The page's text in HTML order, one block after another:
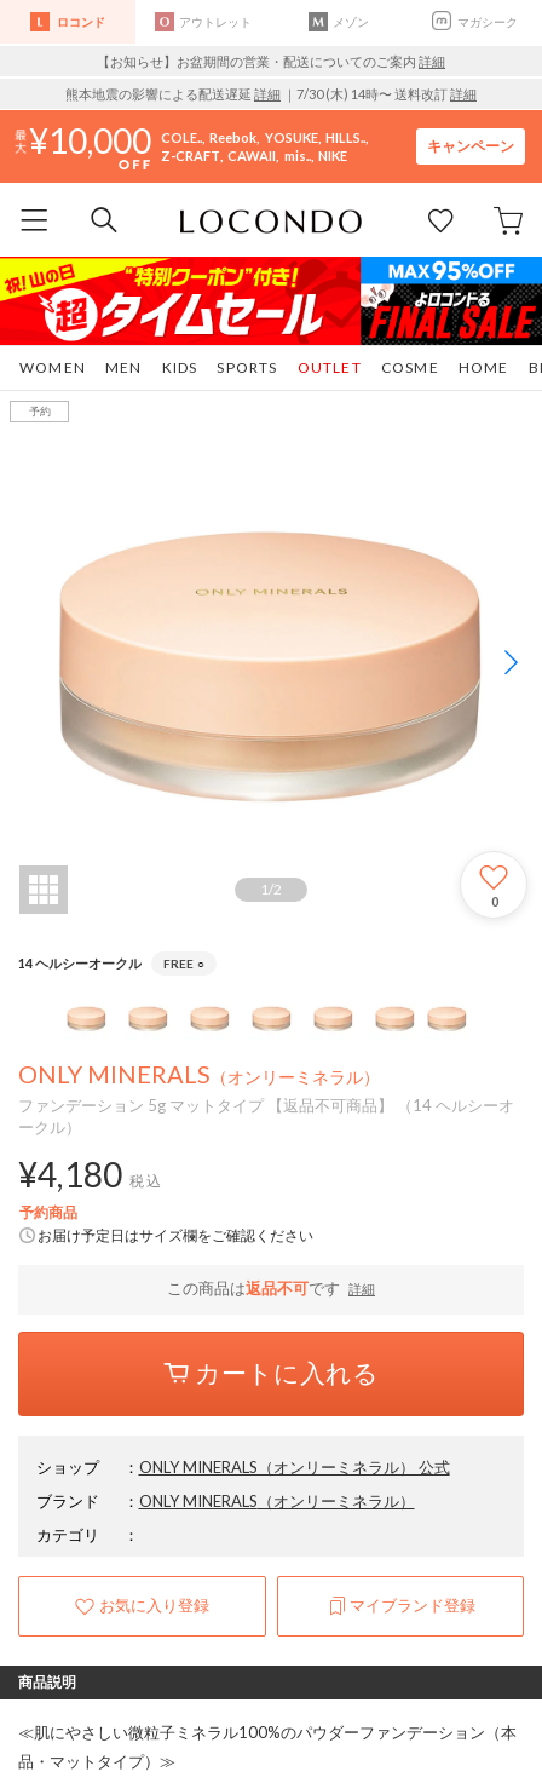
ロコンド アウトレット メゾン マガシーク
【お知らせ】お盆期間の営業・配送についてのご案内 詳細
熊本地震の影響による配送遅延 詳細 ｜7/30 (木) 14時〜 送料改訂詳細
10,000 COLE.. Reebok YOSUKE HILLS..
Z-CRAFT CAWAII mis.. NIKE
キャンペーン
WOMEN MEN KIDS SPORTS COSME HOME
OUTLET
1 /2
0
14 ヘルシーオークル FREE ○
ONLY MINERALS （オンリーミネラル）
ファンデーション 5g マットタイプ 【返品不可商品】 （14 ヘルシーオ
ークル）
¥4,180 税込
予約商品
お届け予定日はサイズ欄をご確認ください
この商品は返品不可です 詳細
カートに入れる
ショップ ： ONLY MINERALS（オンリーミネラル） 公式
ブランド
： ONLY MINERALS （オンリーミネラル）
カテゴリ
：
お気に入り登録 マイブランド登録
商品説明
≪肌にやさしい微粒子ミネラル100%のパウダーファンデーション（本
品・マットタイプ）≫